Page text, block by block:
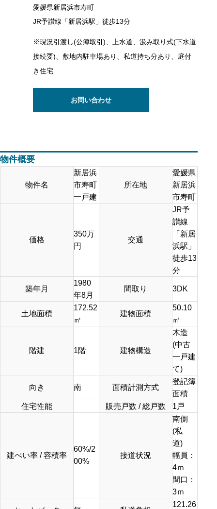
愛媛県新居浜市寿町
JR予讃線「新居浜駅」徒歩13分
※現況引渡し(公簿取引)、上水道、汲み取り式(下水道
接続要)、敷地内駐車場あり、私道持ち分あり、庭付
き住宅
お問い合わせ
物件概要
物件名
新居浜
市寿町
一戸建
所在地
愛媛県
新居浜
市寿町
価格
350万
円
交通
JR予
讃線
「新居
浜駅」
徒歩13
分
築年月
1980
年8月
間取り 3DK
土地面積
172.52
㎡
建物面積
50.10
㎡
階建 1階 建物構造
木造
(中古
一戸建
て)
向き 南 面積計測方式
登記簿
面積
住宅性能
販売戸数 / 総戸数 1戸
建ぺい率 / 容積率
60%/2
00%
接道状況
南側
(私
道)
幅員：
4ｍ
間口：
3ｍ
121.26